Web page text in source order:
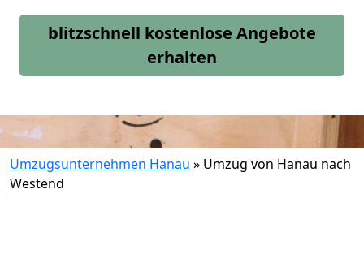
blitzschnell kostenlose Angebote
erhalten
Umzugsunternehmen Hanau » Umzug von Hanau nach
Westend